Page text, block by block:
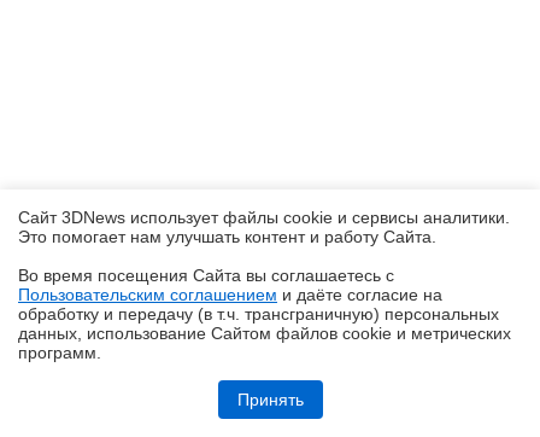
Обзор и тестирование неттопа MSI PRO DP10 A14MG: маленький, но
Сайт 3DNews использует файлы cookie и сервисы аналитики.
Это помогает нам улучшать контент и работу Cайта.
Во время посещения Cайта вы соглашаетесь с
Пользовательским соглашением и даёте согласие на
обработку и передачу (в т.ч. трансграничную) персональных
данных, использование Cайтом файлов cookie и метрических
программ.
Принять